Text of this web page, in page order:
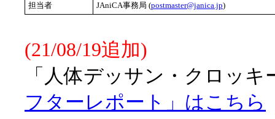
担当者 JAniCA事務局 (postmaster@janica.jp)
(21/08/19追加)
「人体デッサン・クロッキ
フターレポート」はこちら